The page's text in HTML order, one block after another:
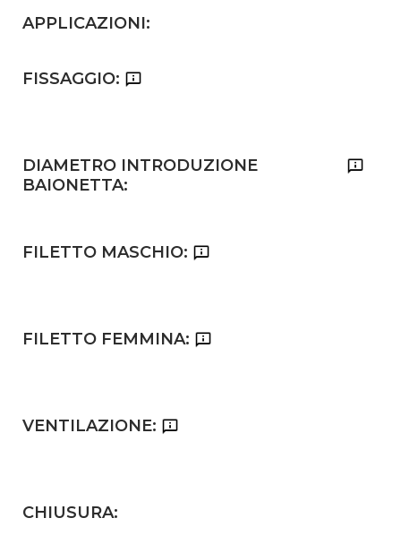
APPLICAZIONI:
FISSAGGIO:
DIAMETRO INTRODUZIONE
BAIONETTA:
FILETTO MASCHIO:
FILETTO FEMMINA:
VENTILAZIONE:
CHIUSURA: